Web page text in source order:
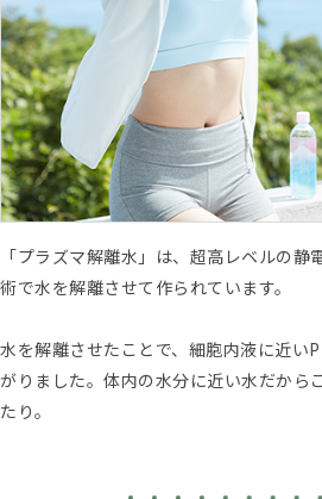
「プラズマ解離水」は、超高レベルの静
術で水を解離させて作られています。
水を解離させたことで、細胞内液に近い
がりました。体内の水分に近い水だから
たり。